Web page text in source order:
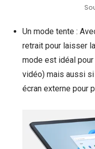
Un mode tente :
retrait pour laisser
mode est idéal
vidéo) mais aussi
écran externe pour